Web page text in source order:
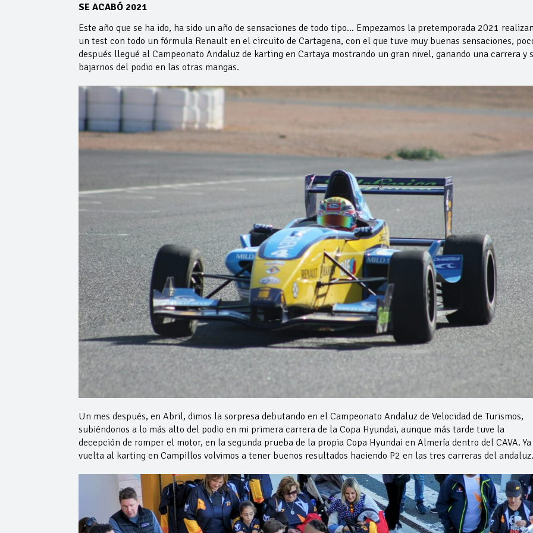
SE ACABÓ 2021
Este año que se ha ido, ha sido un año de sensaciones de todo tipo… Empezamos la pretemporada 2021
un test con todo un fórmula Renault en el circuito de Cartagena, con el que tuve muy buenas sensaciones,
después llegué al Campeonato Andaluz de karting en Cartaya mostrando un gran nivel, ganando una carrera y
bajarnos del podio en las otras mangas.
Un mes después, en Abril, dimos la sorpresa debutando en el Campeonato Andaluz de Velocidad de Turismos,
subiéndonos a lo más alto del podio en mi primera carrera de la Copa Hyundai, aunque más tarde tuve la
decepción de romper el motor, en la segunda prueba de la propia Copa Hyundai en Almería dentro del CAVA. Ya
vuelta al karting en Campillos volvimos a tener buenos resultados haciendo P2 en las tres carreras del